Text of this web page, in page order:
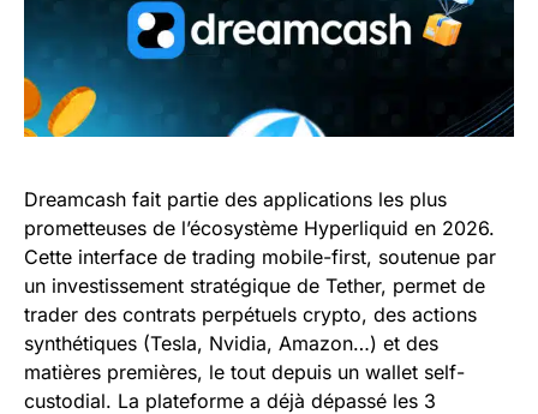
Dreamcash fait partie des applications les plus
prometteuses de l’écosystème Hyperliquid en 2026.
Cette interface de trading mobile-first, soutenue par
un investissement stratégique de Tether, permet de
trader des contrats perpétuels crypto, des actions
synthétiques (Tesla, Nvidia, Amazon…) et des
matières premières, le tout depuis un wallet self-
custodial. La plateforme a déjà dépassé les 3